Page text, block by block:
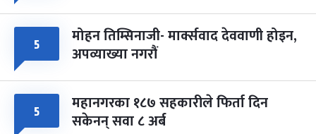
५ मोहन तिम्सिनाजी- मार्क्सवाद देववाणी होइन,
अपव्याख्या नगरौं
५ महानगरका १८७ सहकारीले फिर्ता दिन
सकेनन् सवा ८ अर्ब